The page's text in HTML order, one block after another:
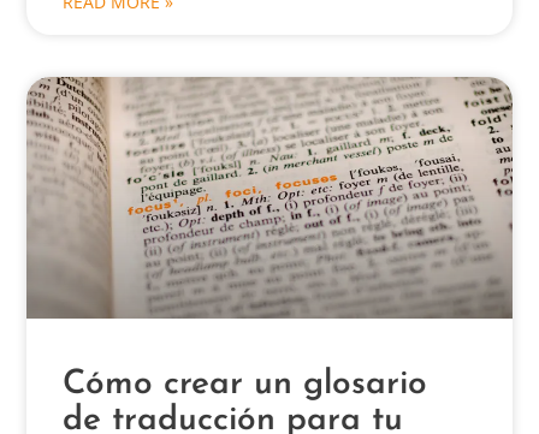
Cómo crear un glosario
de traducción para tu